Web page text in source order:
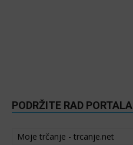
PODRŽITE RAD PORTALA
Moje trčanje - trcanje.net